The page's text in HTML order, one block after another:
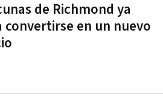
de Richmond ya
convertirse en un nuevo